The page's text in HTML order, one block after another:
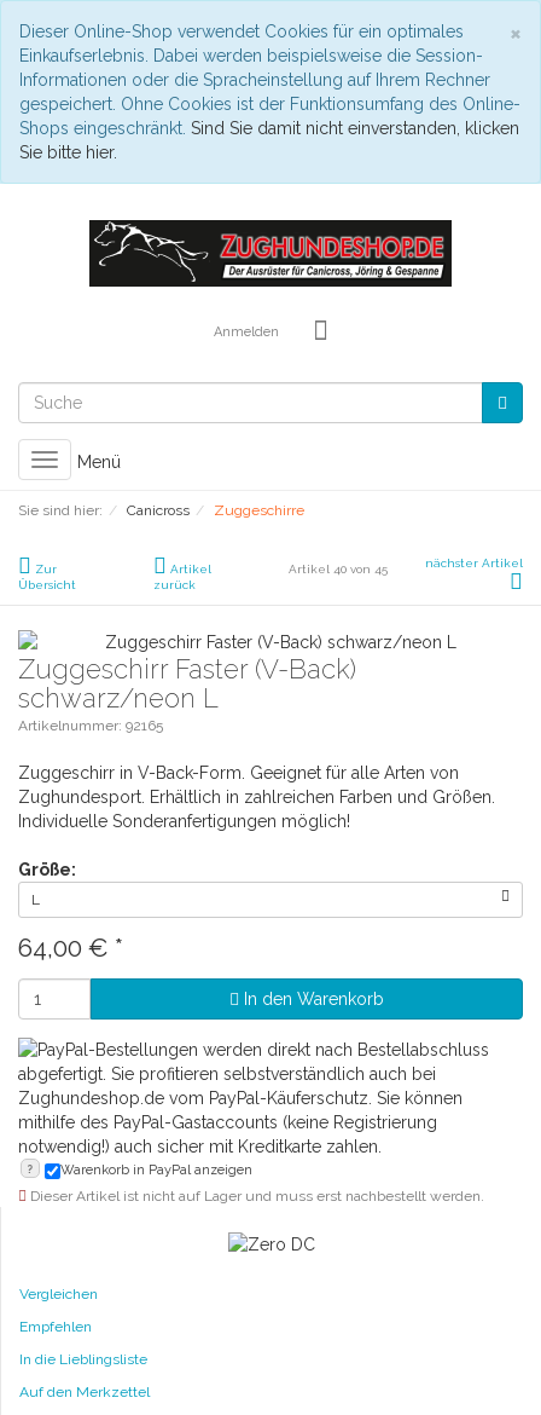
×
Dieser Online-Shop verwendet Cookies für ein optimales
Einkaufserlebnis. Dabei werden beispielsweise die Session-
Informationen oder die Spracheinstellung auf Ihrem Rechner
gespeichert. Ohne Cookies ist der Funktionsumfang des Online-
Shops eingeschränkt. Sind Sie damit nicht einverstanden, klicken
Sie bitte hier.
Anmelden
Toggle
navigation
Menü
Sie sind hier: Canicross Zuggeschirre
Zur
Übersicht
Artikel
zurück
Artikel 40 von 45 nächster Artikel
Zuggeschirr Faster (V-Back)
schwarz/neon L
Artikelnummer: 92165
Zuggeschirr in V-Back-Form. Geeignet für alle Arten von
Zughundesport. Erhältlich in zahlreichen Farben und Größen.
Individuelle Sonderanfertigungen möglich!
Größe:
L
64,00 € *
In den Warenkorb
? Warenkorb in PayPal anzeigen
Dieser Artikel ist nicht auf Lager und muss erst nachbestellt werden.
Vergleichen
Empfehlen
In die Lieblingsliste
Auf den Merkzettel